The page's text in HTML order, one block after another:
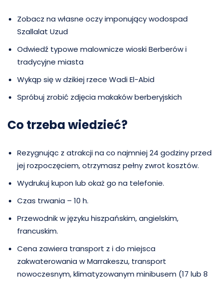
Zobacz na własne oczy imponujący wodospad
Szallalat Uzud
Odwiedź typowe malownicze wioski Berberów i
tradycyjne miasta
Wykąp się w dzikiej rzece Wadi El-Abid
Spróbuj zrobić zdjęcia makaków berberyjskich
Co trzeba wiedzieć?
Rezygnując z atrakcji na co najmniej 24 godziny przed
jej rozpoczęciem, otrzymasz pełny zwrot kosztów.
Wydrukuj kupon lub okaż go na telefonie.
Czas trwania – 10 h.
Przewodnik w języku hiszpańskim, angielskim,
francuskim.
Cena zawiera transport z i do miejsca
zakwaterowania w Marrakeszu, transport
nowoczesnym, klimatyzowanym minibusem (17 lub 8